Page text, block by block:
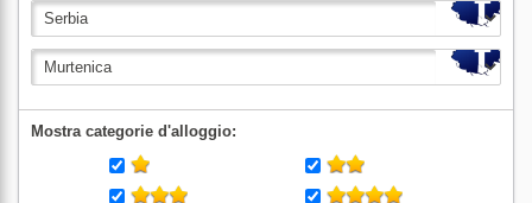
Mostra categorie d'alloggio: